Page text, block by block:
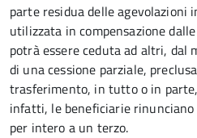
parte residua delle agevolazioni
utilizzata in compensazione
potrà essere ceduta ad altri, dal
di una cessione parziale,
trasferimento, in tutto o in
infatti, le beneficiarie
per intero a un terzo.